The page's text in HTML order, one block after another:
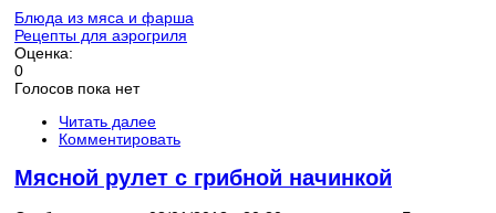
Блюда из мяса и фарша
Рецепты для аэрогриля
Оценка:
0
Голосов пока нет
Читать далее
Комментировать
Мясной рулет с грибной начинкой